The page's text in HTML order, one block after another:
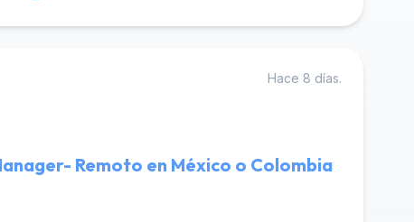
Hace 8 días.
Remoto en México o Colombia